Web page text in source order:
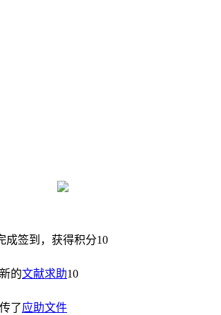
成签到，获得积分10
的文献求助10
传了应助文件